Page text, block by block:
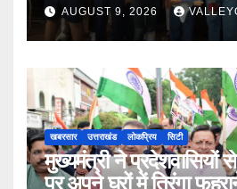
AUGUST 9, 2026
खबरसार उत्तराखंड लोकप्रिय सिटी
मुख्यमंत्री ने प्रदेशवासियों
पर अपने घरों में तिरंगा